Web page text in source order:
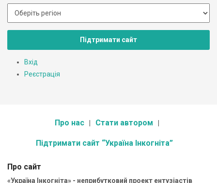
Підтримати сайт
Вхід
Реєстрація
Про нас Стати автором
Підтримати сайт “Україна Інкогніта”
Про сайт
«Україна Інкогніта» - неприбутковий проект ентузіастів